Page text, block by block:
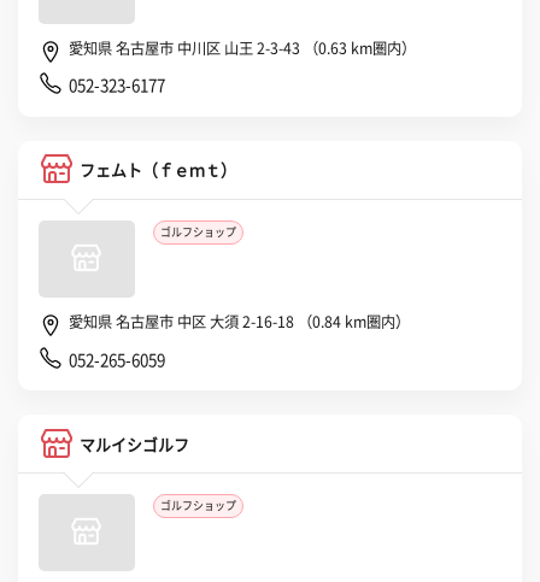
愛知県 名古屋市 中川区 山王 2-3-43 （0.63 km圏内）
052-323-6177
フェムト（ｆｅｍｔ）
ゴルフショップ
愛知県 名古屋市 中区 大須 2-16-18 （0.84 km圏内）
052-265-6059
マルイシゴルフ
ゴルフショップ